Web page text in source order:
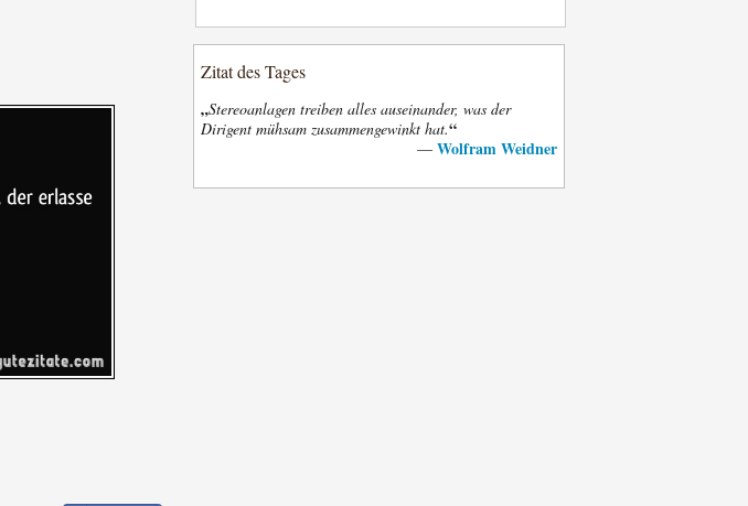
Zitat des Tages
„Stereoanlagen treiben alles auseinander, was der
Dirigent mühsam zusammengewinkt hat.“
— Wolfram Weidner